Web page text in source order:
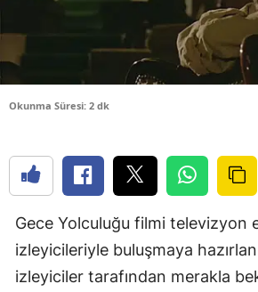
Okunma Süresi: 2 dk
Gece Yolculuğu filmi televizyon
izleyicileriyle buluşmaya
izleyiciler tarafından merakla